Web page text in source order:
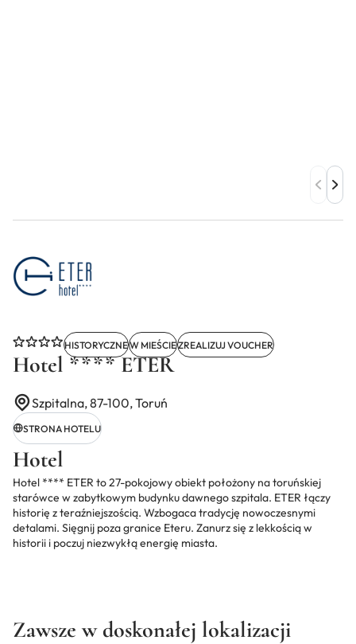
HISTORYCZNEW MIEŚCIEZREALIZUJ VOUCHER
Hotel **** ETER
Szpitalna, 87-100, Toruń
STRONA HOTELU
Hotel
Hotel **** ETER to 27-pokojowy obiekt położony na toruńskiej
starówce w zabytkowym budynku dawnego szpitala. ETER łączy
historię z teraźniejszością. Wzbogaca tradycję nowoczesnymi
detalami. Sięgnij poza granice Eteru. Zanurz się z lekkością w
historii i poczuj niezwykłą energię miasta.
Zawsze w doskonałej lokalizacji